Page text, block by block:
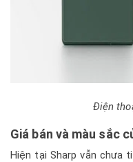
Điện
Giá bán và màu sắc
Hiện tại Sharp vẫn chưa